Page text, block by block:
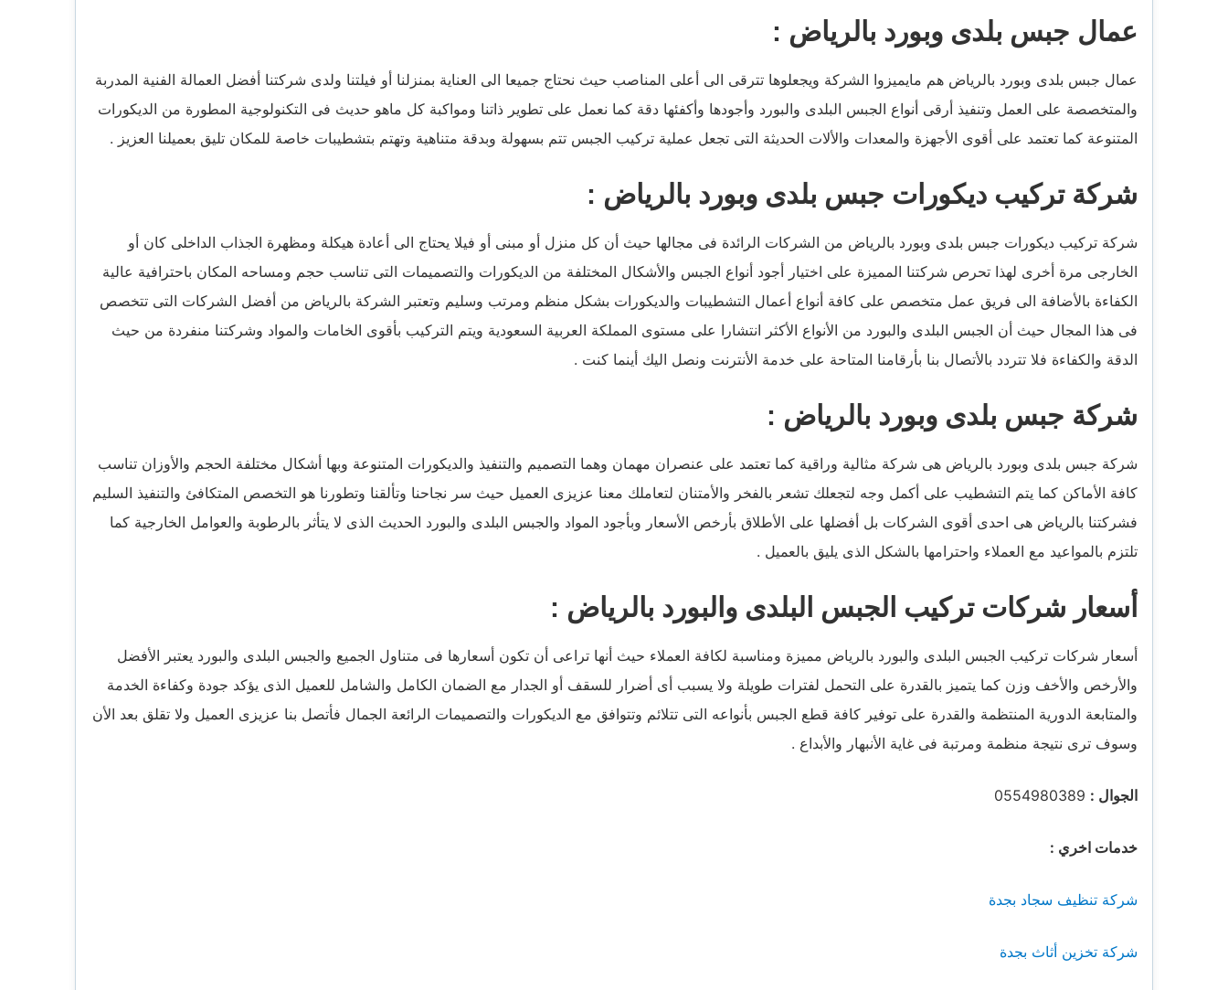
عمال جبس بلدى وبورد بالرياض :
عمال جبس بلدى وبورد بالرياض هم مايميزوا الشركة ويجعلوها تترقى الى أعلى المناصب حيث نحتاج جميعا الى العناية بمنزلنا أو فيلتنا ولدى شركتنا أفضل العمالة الفنية المدربة
والمتخصصة على العمل وتنفيذ أرقى أنواع الجبس البلدى والبورد وأجودها وأكفئها دقة كما نعمل على تطوير ذاتنا ومواكبة كل ماهو حديث فى التكنولوجية المطورة من الديكورات
المتنوعة كما تعتمد على أقوى الأجهزة والمعدات والألات الحديثة التى تجعل عملية تركيب الجبس تتم بسهولة وبدقة متناهية وتهتم بتشطيبات خاصة للمكان تليق بعميلنا العزيز .
شركة تركيب ديكورات جبس بلدى وبورد بالرياض :
شركة تركيب ديكورات جبس بلدى وبورد بالرياض من الشركات الرائدة فى مجالها حيث أن كل منزل أو مبنى أو فيلا يحتاج الى أعادة هيكلة ومظهرة الجذاب الداخلى كان أو
الخارجى مرة أخرى لهذا تحرص شركتنا المميزة على اختيار أجود أنواع الجبس والأشكال المختلفة من الديكورات والتصميمات التى تناسب حجم ومساحه المكان باحترافية عالية
الكفاءة بالأضافة الى فريق عمل متخصص على كافة أنواع أعمال التشطيبات والديكورات بشكل منظم ومرتب وسليم وتعتبر الشركة بالرياض من أفضل الشركات التى تتخصص
فى هذا المجال حيث أن الجبس البلدى والبورد من الأنواع الأكثر انتشارا على مستوى المملكة العربية السعودية ويتم التركيب بأقوى الخامات والمواد وشركتنا منفردة من حيث
الدقة والكفاءة فلا تتردد بالأتصال بنا بأرقامنا المتاحة على خدمة الأنترنت ونصل اليك أينما كنت .
شركة جبس بلدى وبورد بالرياض :
شركة جبس بلدى وبورد بالرياض هى شركة مثالية وراقية كما تعتمد على عنصران مهمان وهما التصميم والتنفيذ والديكورات المتنوعة وبها أشكال مختلفة الحجم والأوزان تناسب
كافة الأماكن كما يتم التشطيب على أكمل وجه لتجعلك تشعر بالفخر والأمتنان لتعاملك معنا عزيزى العميل حيث سر نجاحنا وتألقنا وتطورنا هو التخصص المتكافئ والتنفيذ السليم
فشركتنا بالرياض هى احدى أقوى الشركات بل أفضلها على الأطلاق بأرخص الأسعار وبأجود المواد والجبس البلدى والبورد الحديث الذى لا يتأثر بالرطوبة والعوامل الخارجية كما
تلتزم بالمواعيد مع العملاء واحترامها بالشكل الذى يليق بالعميل .
أسعار شركات تركيب الجبس البلدى والبورد بالرياض :
أسعار شركات تركيب الجبس البلدى والبورد بالرياض مميزة ومناسبة لكافة العملاء حيث أنها تراعى أن تكون أسعارها فى متناول الجميع والجبس البلدى والبورد يعتبر الأفضل
والأرخص والأخف وزن كما يتميز بالقدرة على التحمل لفترات طويلة ولا يسبب أى أضرار للسقف أو الجدار مع الضمان الكامل والشامل للعميل الذى يؤكد جودة وكفاءة الخدمة
والمتابعة الدورية المنتظمة والقدرة على توفير كافة قطع الجبس بأنواعه التى تتلائم وتتوافق مع الديكورات والتصميمات الرائعة الجمال فأتصل بنا عزيزى العميل ولا تقلق بعد الأن
وسوف ترى نتيجة منظمة ومرتبة فى غاية الأنبهار والأبداع .
الجوال :
خدمات اخري :
شركة تنظيف سجاد بجدة
شركة تخزين أثاث بجدة